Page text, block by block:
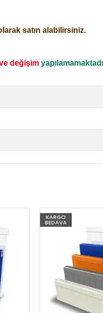
satın alabilirsiniz.
değişim
KARGO
BEDAVA